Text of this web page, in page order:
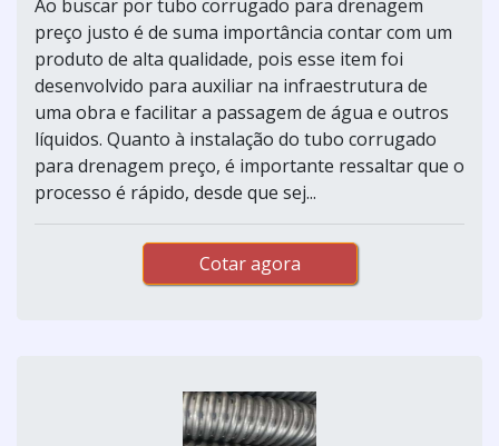
Ao buscar por tubo corrugado para drenagem
preço justo é de suma importância contar com um
produto de alta qualidade, pois esse item foi
desenvolvido para auxiliar na infraestrutura de
uma obra e facilitar a passagem de água e outros
líquidos. Quanto à instalação do tubo corrugado
para drenagem preço, é importante ressaltar que o
processo é rápido, desde que sej...
Cotar agora